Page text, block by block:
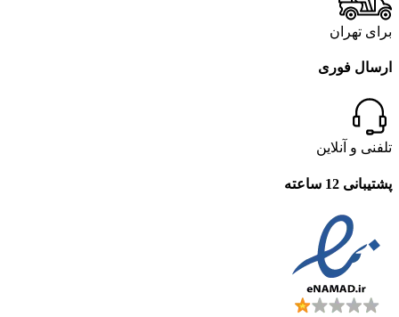
برای تهران
ارسال فوری
تلفنی و آنلاین
پشتیبانی 12 ساعته